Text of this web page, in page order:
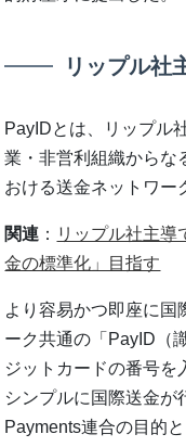
リップル社
PayIDとは、リップル
業・非営利組織からな
おける送金ネットワー
関連 ： リップル社主
金の標準化」目指す
より容易かつ即座に国
ーク共通の「PayID（
ジットカードの番号を
シンプルに国際送金が
Payments連合の目的と